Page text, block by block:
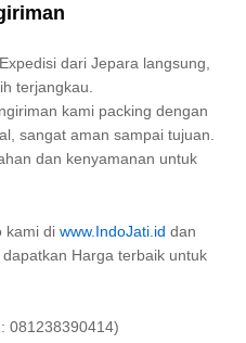
dari Jepara langsung,
terjangkau.
kami packing dengan
sangat aman sampai tujuan.
dan kenyamanan untuk
kami di www.IndoJati.id dan
Harga terbaik untuk
081238390414)